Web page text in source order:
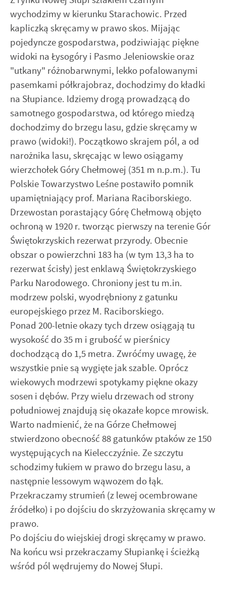
wychodzimy w kierunku Starachowic. Przed
kapliczką skręcamy w prawo skos. Mijając
pojedyncze gospodarstwa, podziwiając piękne
widoki na Łysogóry i Pasmo Jeleniowskie oraz
"utkany" różnobarwnymi, lekko pofalowanymi
pasemkami półkrajobraz, dochodzimy do kładki
na Słupiance. Idziemy drogą prowadzącą do
samotnego gospodarstwa, od którego miedzą
dochodzimy do brzegu lasu, gdzie skręcamy w
prawo (widoki!). Początkowo skrajem pól, a od
narożnika lasu, skręcając w lewo osiągamy
wierzchołek Góry Chełmowej (351 m n.p.m.). Tu
Polskie Towarzystwo Leśne postawiło pomnik
upamiętniający prof. Mariana Raciborskiego.
Drzewostan porastający Górę Chełmową objęto
ochroną w 1920 r. tworząc pierwszy na terenie Gór
Świętokrzyskich rezerwat przyrody. Obecnie
obszar o powierzchni 183 ha (w tym 13,3 ha to
rezerwat ścisły) jest enklawą Świętokrzyskiego
Parku Narodowego. Chroniony jest tu m.in.
modrzew polski, wyodrębniony z gatunku
europejskiego przez M. Raciborskiego.
Ponad 200-letnie okazy tych drzew osiągają tu
wysokość do 35 m i grubość w pierśnicy
dochodzącą do 1,5 metra. Zwróćmy uwagę, że
wszystkie pnie są wygięte jak szable. Oprócz
wiekowych modrzewi spotykamy piękne okazy
sosen i dębów. Przy wielu drzewach od strony
południowej znajdują się okazałe kopce mrowisk.
Warto nadmienić, że na Górze Chełmowej
stwierdzono obecność 88 gatunków ptaków ze 150
występujących na Kielecczyźnie. Ze szczytu
schodzimy łukiem w prawo do brzegu lasu, a
następnie lessowym wąwozem do łąk.
Przekraczamy strumień (z lewej ocembrowane
źródełko) i po dojściu do skrzyżowania skręcamy w
prawo.
Po dojściu do wiejskiej drogi skręcamy w prawo.
Na końcu wsi przekraczamy Słupiankę i ścieżką
wśród pól wędrujemy do Nowej Słupi.
formie zanonimizowanej. Wyrażenie zgody na analityczne
pliki cookies gwarantuje dostępność wszystkich
funkcjonalności.
partnerów.
Promocyjne pliki cookies służą do prezentowania Ci naszych
komunikatów na podstawie analizy Twoich upodobań oraz
Twoich zwyczajów dotyczących przeglądanej witryny
internetowej. Treści promocyjne mogą pojawić się na
stronach podmiotów trzecich lub firm będących naszymi
partnerami oraz innych dostawców usług. Firmy te działają
w charakterze pośredników prezentujących nasze treści w
postaci wiadomości, ofert, komunikatów mediów
społecznościowych.
Więcej